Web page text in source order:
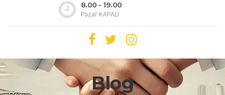
8.00 - 19.00
Pazar KAPALI
Blog